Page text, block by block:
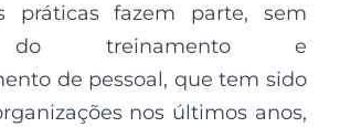
práticas fazem parte, sem
do treinamento e
de pessoal, que tem sido
nos últimos anos,